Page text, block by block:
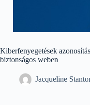
Kiberfenyegetések
biztonságos weben
Jacqueline